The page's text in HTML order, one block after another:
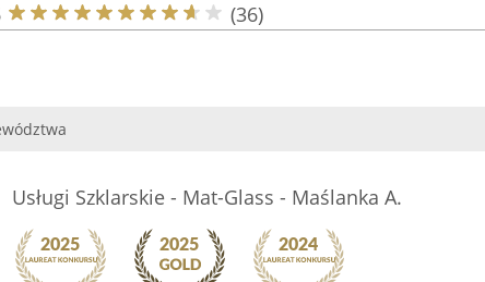
(36)
Usługi Szklarskie - Mat-Glass - Maślanka A.